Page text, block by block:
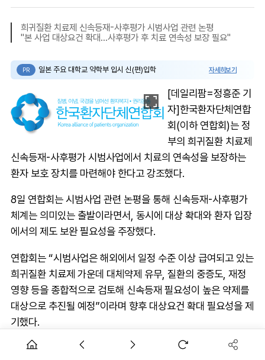
희귀질환 치료제 신속등재-사후평가 시범사업 관련 논평
"본 사업 대상요건 확대...사후평가 후 치료 연속성 보장 필요"
PR 일본 주요 대학교 약학부 입시 신(편)입학 자세히보기
[데일리팜=정흥준 기
자]한국환자단체연합
회(이하 연합회)는 정
부의 희귀질환 치료제
신속등재-사후평가 시범사업에서 치료의 연속성을 보장하는
환자 보호 장치를 마련해야 한다고 강조했다.
8일 연합회는 시범사업 관련 논평을 통해 신속등재-사후평가
체계는 의미있는 출발이라면서, 동시에 대상 확대와 환자 입장
에서의 제도 보완 필요성을 주장했다.
연합회는 “시범사업은 해외에서 일정 수준 이상 급여되고 있는
희귀질환 치료제 가운데 대체약제 유무, 질환의 중증도, 재정
영향 등을 종합적으로 검토해 신속등재 필요성이 높은 약제를
대상으로 추진될 예정”이라며 향후 대상요건 확대 필요성을 제
기했다.
제한적인 시범사업과 달리 본사업에서는 대상 요건을 유연하